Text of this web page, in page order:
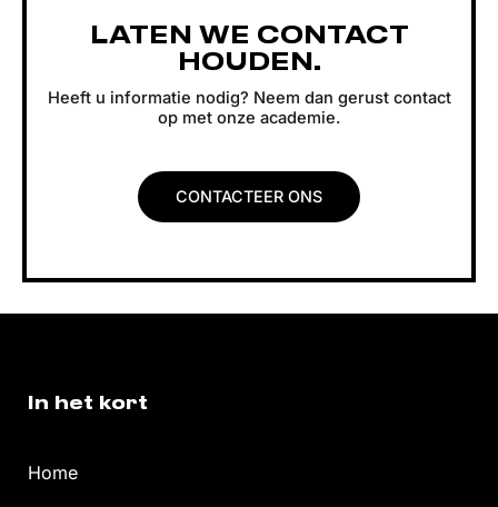
LATEN WE CONTACT
HOUDEN.
Heeft u informatie nodig? Neem dan gerust contact
op met onze academie.
CONTACTEER ONS
In het kort
Home